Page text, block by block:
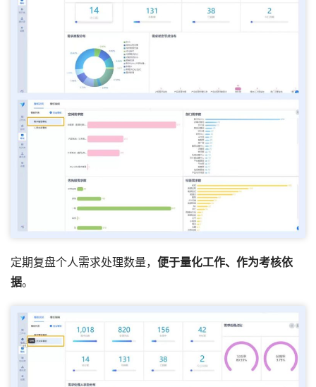
定期复盘个人需求处理数量， 便于量化工作、作为考核依
据。